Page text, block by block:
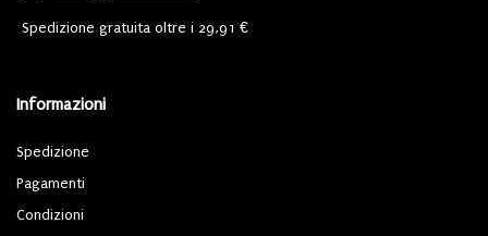
Spedizione gratuita oltre i 29,91 €
Informazioni
Spedizione
Pagamenti
Condizioni